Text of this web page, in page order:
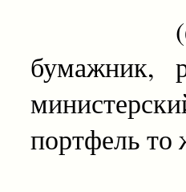
(фр.,
бумажник,
портфель то